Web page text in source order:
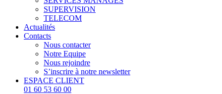
SUPERVISION
TELECOM
Actualités
Contacts
Nous contacter
Notre Equipe
Nous rejoindre
S’inscrire à notre newsletter
ESPACE CLIENT
01 60 53 60 00